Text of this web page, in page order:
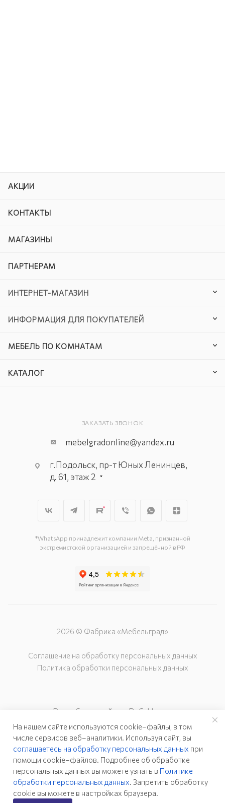
АКЦИИ
КОНТАКТЫ
МАГАЗИНЫ
ПАРТНЕРАМ
ИНТЕРНЕТ-МАГАЗИН
ИНФОРМАЦИЯ ДЛЯ ПОКУПАТЕЛЕЙ
МЕБЕЛЬ ПО КОМНАТАМ
КАТАЛОГ
ЗАКАЗАТЬ ЗВОНОК
mebelgradonline@yandex.ru
г.Подольск, пр-т Юных Ленинцев,
д. 61, этаж 2
г. Подольск, ул. Станционная, д. 11
*WhatsApp принадлежит компании Meta, признанной
экстремистской организацией и запрещённой в РФ
2026 © Фабрика «Мебельград»
Соглашение на обработку персональных данных
Политика обработки персональных данных
Разработка сайта – Веб-Центр
На нашем сайте используются cookie–файлы, в том
числе сервисов веб–аналитики. Используя сайт, вы
соглашаетесь на обработку персональных данных при
помощи cookie–файлов. Подробнее об обработке
персональных данных вы можете узнать в Политике
обработки персональных данных. Запретить обработку
cookie вы можете в настройках браузера.